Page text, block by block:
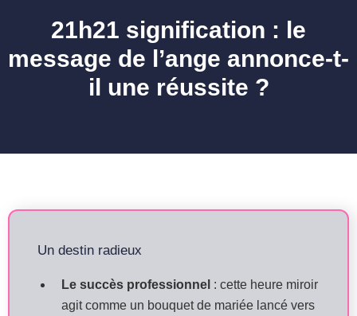
21h21 signification : le
message de l’ange annonce-t-
il une réussite ?
Un destin radieux
Le succès professionnel : cette heure miroir
agit comme un bouquet de mariée lancé vers